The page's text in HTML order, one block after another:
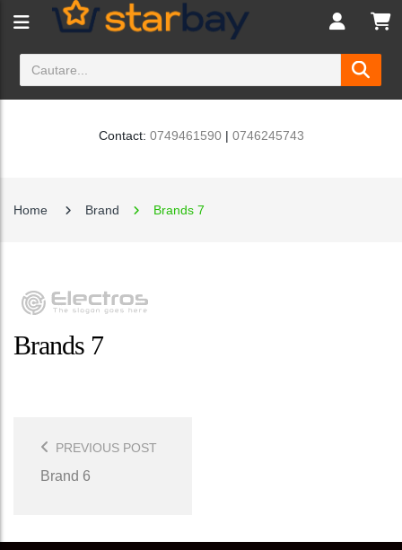
Contact: 0749461590| 0746245743
Home Brand Brands 7
Brands 7
Navigation
PREVIOUS POST
Brand 6